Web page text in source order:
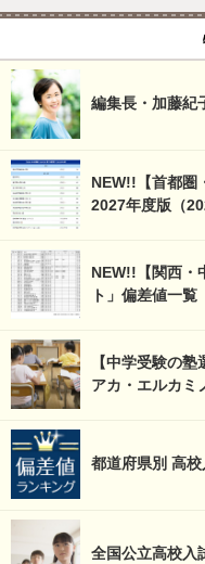
編集長・加藤紀
NEW!!【首都圏
2027年度版（
NEW!!【関西・
ト」偏差値一覧
【中学受験の
アカ・エルカミ
都道府県別 高
全国公立高校入